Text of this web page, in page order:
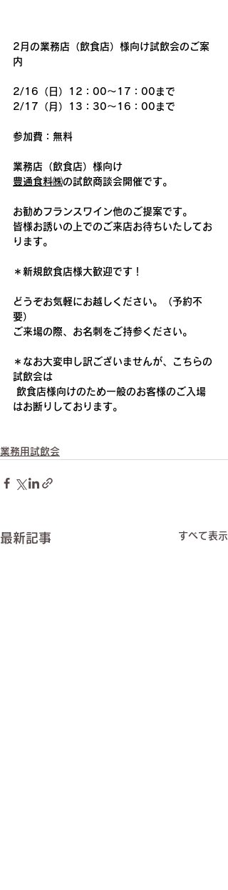
2月の業務店（飲食店）様向け試飲会のご案
内
2/16（日）12：00～17：00まで
2/17（月）13：30～16：00まで
参加費：無料
業務店（飲食店）様向け
豊通食料㈱の試飲商談会開催です。
お勧めフランスワイン他のご提案です。
皆様お誘いの上でのご来店お待ちいたしてお
ります。
＊新規飲食店様大歓迎です！
どうぞお気軽にお越しください。（予約不
要）
​ご来場の際、お名刺をご持参ください。
＊なお大変申し訳ございませんが、こちらの
試飲会は
はお断りしております。
業務用試飲会
最新記事 すべて表示